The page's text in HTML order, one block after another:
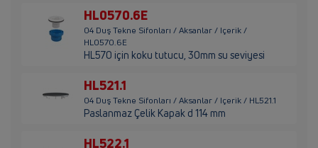
HL0570.6E
04 Duş Tekne Sifonları / Aksanlar / Içerik /
HL0570.6E
HL570 için koku tutucu, 30mm su seviyesi
HL521.1
04 Duş Tekne Sifonları / Aksanlar / Içerik / HL521.1
Paslanmaz Çelik Kapak d 114 mm
HL522.1